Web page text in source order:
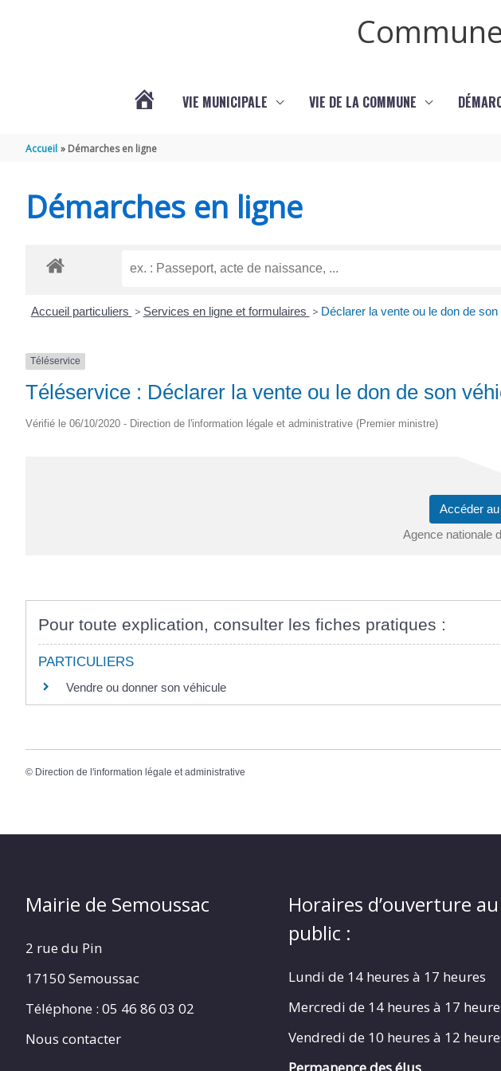
SEMOUSSAC
VIE MUNICIPALE VIE DE LA COMMUNE
Accueil Démarches en ligne
Démarches en ligne
Accueil particuliers > Services en ligne et formulaires > Déclarer la vente ou le don de
Téléservice
Téléservice : Déclarer la vente ou le don de son
Vérifié le 06/10/2020 - Direction de l'information légale et administrative (Premier ministre)
Accéder
Agence nationale
Pour toute explication, consulter les fiches pratiques :
PARTICULIERS
Vendre ou donner son véhicule
© Direction de l'information légale et administrative
Mairie de Semoussac
2 rue du Pin
17150 Semoussac
Téléphone : 05 46 86 03 02
Nous contacter
Horaires d’ouverture au
public :
Lundi de 14 heures à 17 heures
Mercredi de 14 heures à 17
Vendredi de 10 heures à 12
Permanence des élus